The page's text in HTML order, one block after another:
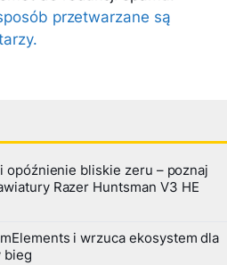
przetwarzane są
opóźnienie bliskie zeru – poznaj
Razer Huntsman V3 HE
i wrzuca ekosystem dla
bieg